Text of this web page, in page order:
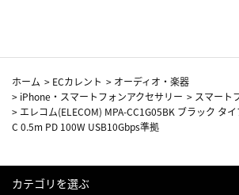
ホーム > ECカレント > オーディオ・楽器
> iPhone・スマートフォンアクセサリー > スマート
> エレコム(ELECOM) MPA-CC1G05BK ブラック タ
C 0.5m PD 100W USB10Gbps準拠
カテゴリを選ぶ